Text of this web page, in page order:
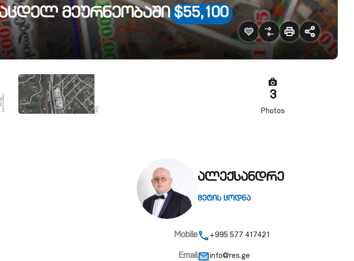
მეურნეობაში $55,100
3
Photos
ალექსანდრე
მეტის ცოდნა
Mobile +995 577 417421
Email info@res.ge